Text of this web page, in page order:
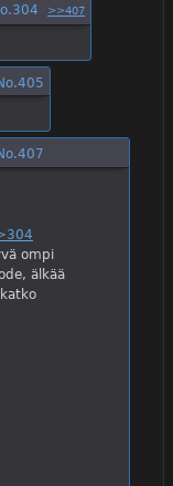
304 >>407
405
407
ompi
älkää